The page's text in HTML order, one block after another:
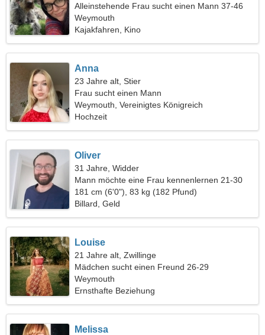
Alleinstehende Frau sucht einen Mann 37-46
Weymouth
Kajakfahren, Kino
Anna
23 Jahre alt, Stier
Frau sucht einen Mann
Weymouth, Vereinigtes Königreich
Hochzeit
Oliver
31 Jahre, Widder
Mann möchte eine Frau kennenlernen 21-30
181 cm (6'0"), 83 kg (182 Pfund)
Billard, Geld
Louise
21 Jahre alt, Zwillinge
Mädchen sucht einen Freund 26-29
Weymouth
Ernsthafte Beziehung
Melissa